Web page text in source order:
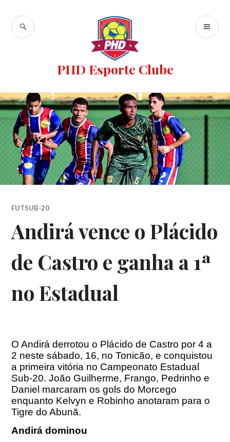
PHD Esporte Clube
FUTSUB-20
Andirá vence o Plácido
de Castro e ganha a 1ª
no Estadual
O Andirá derrotou o Plácido de Castro por 4 a
2 neste sábado, 16, no Tonicão, e conquistou
a primeira vitória no Campeonato Estadual
Sub-20. João Guilherme, Frango, Pedrinho e
Daniel marcaram os gols do Morcego
enquanto Kelvyn e Robinho anotaram para o
Tigre do Abunã.
Andirá dominou